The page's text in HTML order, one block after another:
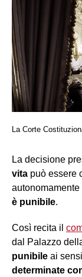
La Corte
La decisione
vita può essere
è punibile.
Così recita il
dal Palazzo
punibile ai
determinate